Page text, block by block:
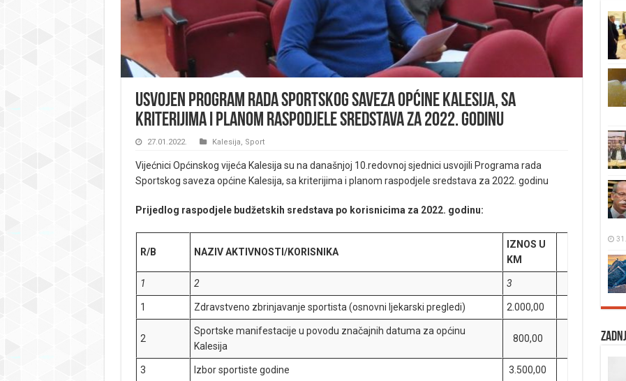
Usvojen Program rada Sportskog saveza općine Kalesija, sa
kriterijima i planom raspodjele sredstava za 2022. godinu
27.01.2022. Kalesija, Sport
Vijećnici Općinskog vijeća Kalesija su na današnjoj 10.redovnoj sjednici usvojili Programa rada
Sportskog saveza općine Kalesija, sa kriterijima i planom raspodjele sredstava za 2022. godinu
Prijedlog raspodjele budžetskih sredstava po korisnicima za 2022. godinu:
R/B NAZIVAKTIVNOSTI/KORISNIKA
IZNOS U
KM
1 2 3
1 Zdravstveno zbrinjavanje sportista (osnovni ljekarski pregledi) 2.000,00
2
Sportske manifestacije u povodu značajnih datuma za općinu
Kalesija
800,00
3 Izbor sportiste godine 3.500,00